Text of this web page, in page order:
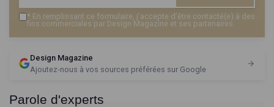
* En remplissant ce formulaire, j’accepte d’être contacté(e) à des
fins commerciales par Design Magazine et ses partenaires.
Design Magazine
Ajoutez-nous à vos sources préférées sur Google
Parole d'experts